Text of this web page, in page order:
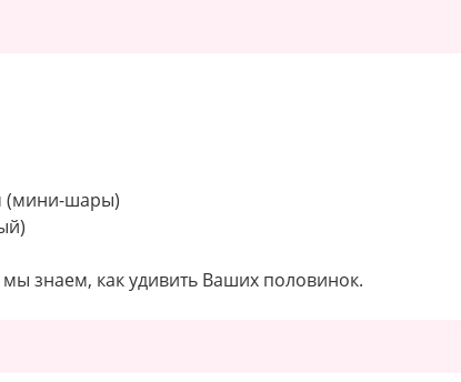
(мини-шары)
знаем, как удивить Ваших половинок.